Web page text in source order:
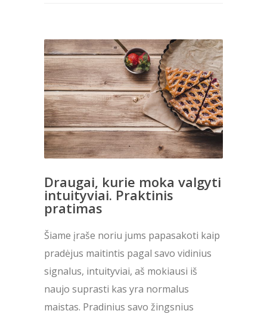
Draugai, kurie moka valgyti
intuityviai. Praktinis
pratimas
Šiame įraše noriu jums papasakoti kaip
pradėjus maitintis pagal savo vidinius
signalus, intuityviai, aš mokiausi iš
naujo suprasti kas yra normalus
maistas. Pradinius savo žingsnius